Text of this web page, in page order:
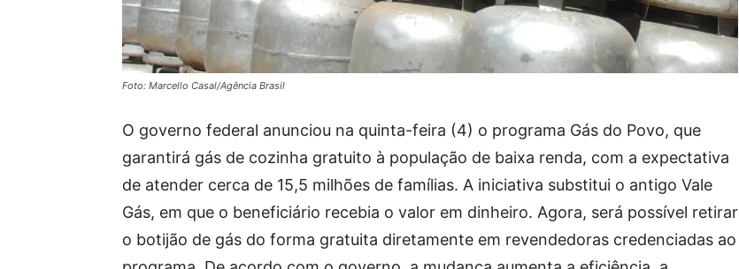
Foto: Marcello Casal/Agência Brasil
O governo federal anunciou na quinta-feira (4) o programa Gás do Povo, que
garantirá gás de cozinha gratuito à população de baixa renda, com a expectativa
de atender cerca de 15,5 milhões de famílias. A iniciativa substitui o antigo Vale
Gás, em que o beneficiário recebia o valor em dinheiro. Agora, será possível retirar
o botijão de gás do forma gratuita diretamente em revendedoras credenciadas ao